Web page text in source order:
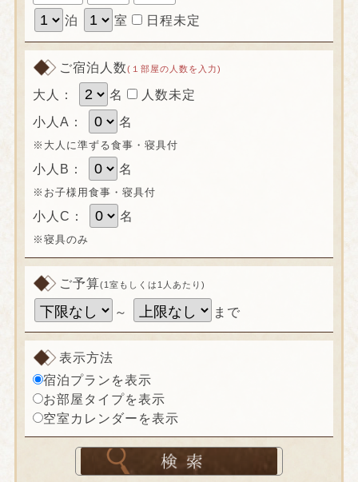
泊 室 日程未定
ご宿泊人数(１部屋の人数を入力)
大人： 名
人数未定
小人A：
名
※大人に準ずる食事・寝具付
小人B： 名
※お子様用食事・寝具付
小人C： 名
※寝具のみ
ご予算(1室もしくは1人あたり)
～ まで
表示方法
宿泊プランを表示
お部屋タイプを表示
空室カレンダーを表示